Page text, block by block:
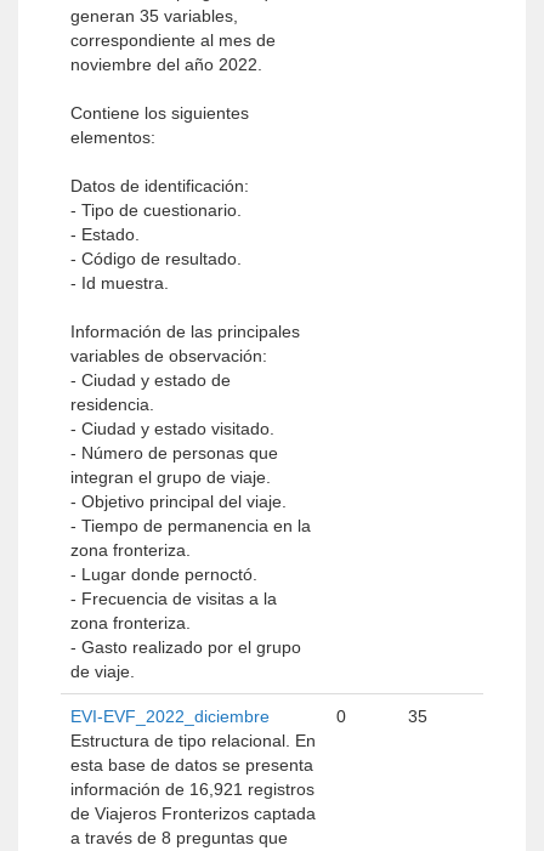
generan 35 variables,
correspondiente al mes de
noviembre del año 2022.
Contiene los siguientes
elementos:
Datos de identificación:
- Tipo de cuestionario.
- Estado.
- Código de resultado.
- Id muestra.
Información de las principales
variables de observación:
- Ciudad y estado de
residencia.
- Ciudad y estado visitado.
- Número de personas que
integran el grupo de viaje.
- Objetivo principal del viaje.
- Tiempo de permanencia en la
zona fronteriza.
- Lugar donde pernoctó.
- Frecuencia de visitas a la
zona fronteriza.
- Gasto realizado por el grupo
de viaje.
EVI-EVF_2022_diciembre
Estructura de tipo relacional. En
esta base de datos se presenta
información de 16,921 registros
de Viajeros Fronterizos captada
a través de 8 preguntas que
0 35